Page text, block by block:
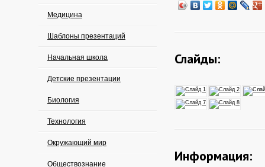
Медицина
Шаблоны презентаций
Начальная школа
Детские презентации
Биология
Технология
Окружающий мир
Обществознание
Слайды:
Информация: